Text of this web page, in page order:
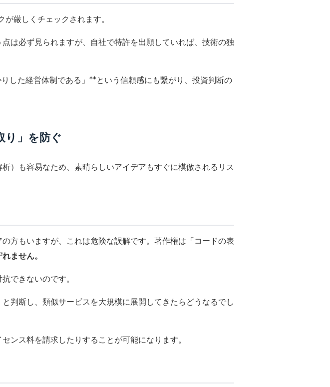
厳しくチェックされます。
は必ず見られますが、自社で特許を出願していれば、技術の独
した経営体制である」**という信頼感にも繋がり、投資判断の
り」を防ぐ
）も容易なため、素晴らしいアイデアもすぐに模倣されるリス
方もいますが、これは危険な誤解です。著作権は「コードの表
ません。
できないのです。
判断し、類似サービスを大規模に展開してきたらどうなるでし
ンス料を請求したりすることが可能になります。